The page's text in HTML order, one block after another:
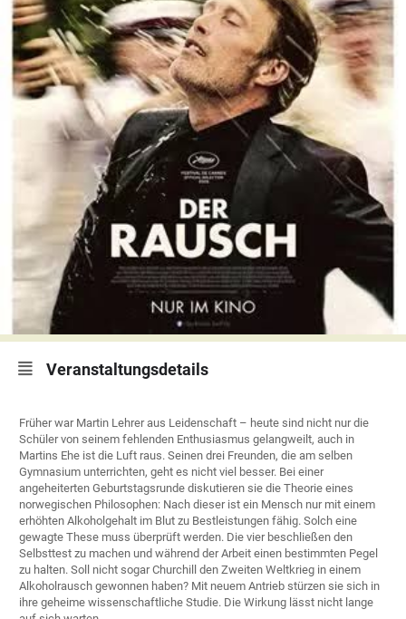
Veranstaltungsdetails
Früher war Martin Lehrer aus Leidenschaft – heute sind nicht nur die
Schüler von seinem fehlenden Enthusiasmus gelangweilt, auch in
Martins Ehe ist die Luft raus. Seinen drei Freunden, die am selben
Gymnasium unterrichten, geht es nicht viel besser. Bei einer
angeheiterten Geburtstagsrunde diskutieren sie die Theorie eines
norwegischen Philosophen: Nach dieser ist ein Mensch nur mit einem
erhöhten Alkoholgehalt im Blut zu Bestleistungen fähig. Solch eine
gewagte These muss überprüft werden. Die vier beschließen den
Selbsttest zu machen und während der Arbeit einen bestimmten Pegel
zu halten. Soll nicht sogar Churchill den Zweiten Weltkrieg in einem
Alkoholrausch gewonnen haben? Mit neuem Antrieb stürzen sie sich in
ihre geheime wissenschaftliche Studie. Die Wirkung lässt nicht lange